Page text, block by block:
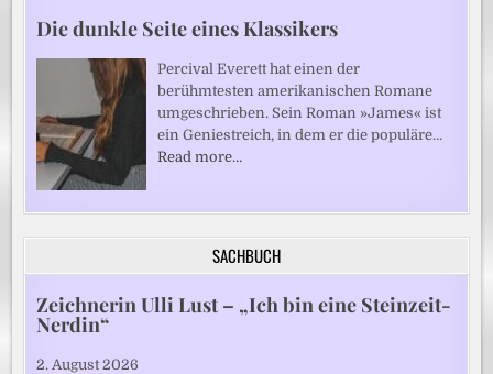
Die dunkle Seite eines Klassikers
Percival Everett hat einen der
berühmtesten amerikanischen Romane
umgeschrieben. Sein Roman »James« ist
ein Geniestreich, in dem er die populäre…
Read more…
SACHBUCH
Zeichnerin Ulli Lust – „Ich bin eine Steinzeit-
Nerdin“
2. August 2026